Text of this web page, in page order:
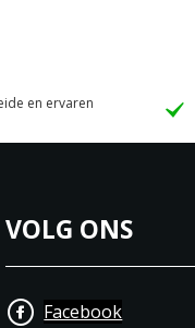
en ervaren
VOLG ONS
Facebook